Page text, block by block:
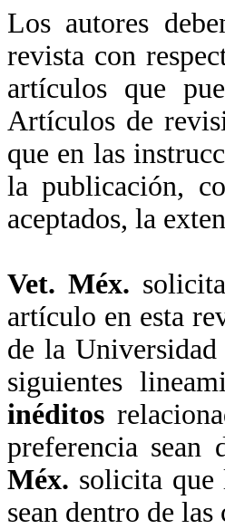
Los autores
revista con
artículos que
Artículos de
que en las
la publicación,
aceptados, la
Vet. Méx.
artículo en esta
de la
siguientes
inéditos
preferencia
Méx. solicita que
sean dentro de